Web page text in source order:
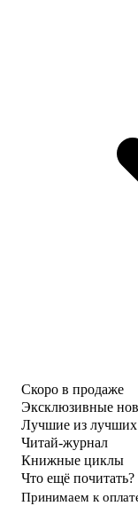
Скоро в продаже
Эксклюзивные
Лучшие из лучших
Читай-журнал
Книжные циклы
Что ещё почитать?
Принимаем к